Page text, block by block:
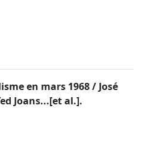
en mars 1968 / José
Joans...[et al.].